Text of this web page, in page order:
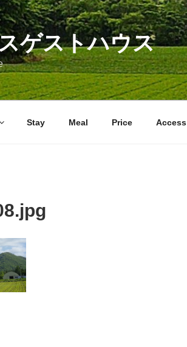
ゲストハウス
Stay Meal Price Access